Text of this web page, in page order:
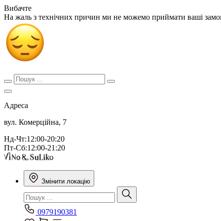
Вибачте
На жаль з технічних причин ми не можемо приймати ваші
Адреса
вул. Комерційна, 7
Нд-Чт:12:00-20:20
Пт-Сб:12:00-21:20
Змінити локацію
0979190381